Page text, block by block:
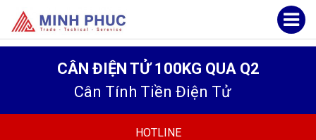
CÂN ĐIỆN TỬ 100KG QUA Q2
Cân Tính Tiền Điện Tử
HOTLINE